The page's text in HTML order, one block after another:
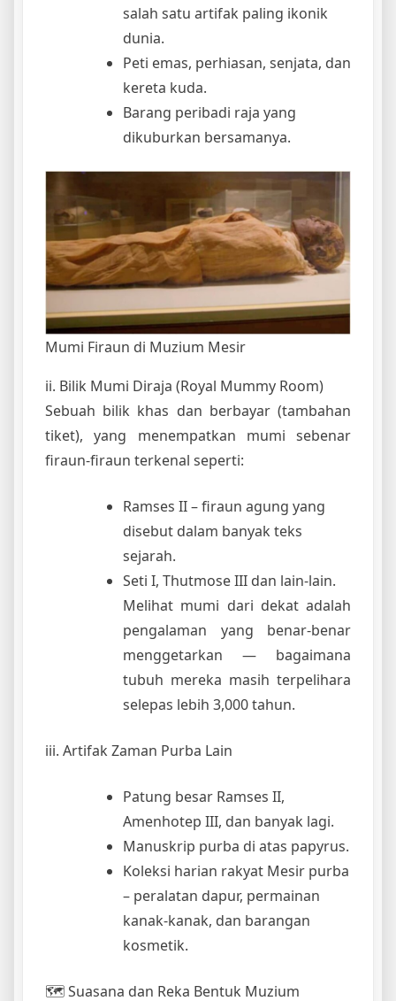
salah satu artifak paling ikonik
dunia.
Peti emas, perhiasan, senjata, dan
kereta kuda.
Barang peribadi raja yang
dikuburkan bersamanya.
Mumi Firaun di Muzium Mesir
ii. Bilik Mumi Diraja (Royal Mummy Room)
Sebuah bilik khas dan berbayar (tambahan
tiket), yang menempatkan mumi sebenar
firaun-firaun terkenal seperti:
Ramses II – firaun agung yang
disebut dalam banyak teks
sejarah.
Seti I, Thutmose III dan lain-lain.
Melihat mumi dari dekat adalah
pengalaman yang benar-benar
menggetarkan — bagaimana
tubuh mereka masih terpelihara
selepas lebih 3,000 tahun.
iii. Artifak Zaman Purba Lain
Patung besar Ramses II,
Amenhotep III, dan banyak lagi.
Manuskrip purba di atas papyrus.
Koleksi harian rakyat Mesir purba
– peralatan dapur, permainan
kanak-kanak, dan barangan
kosmetik.
🗺 Suasana dan Reka Bentuk Muzium